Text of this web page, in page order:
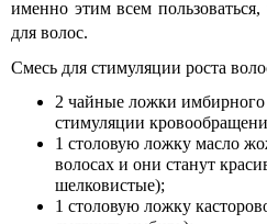
именно этим всем
для волос.
Смесь для стимуляции роста
2 чайные ложки имбирного
стимуляции
1 столовую ложку масло
волосах и они станут
шелковистые);
1 столовую ложку